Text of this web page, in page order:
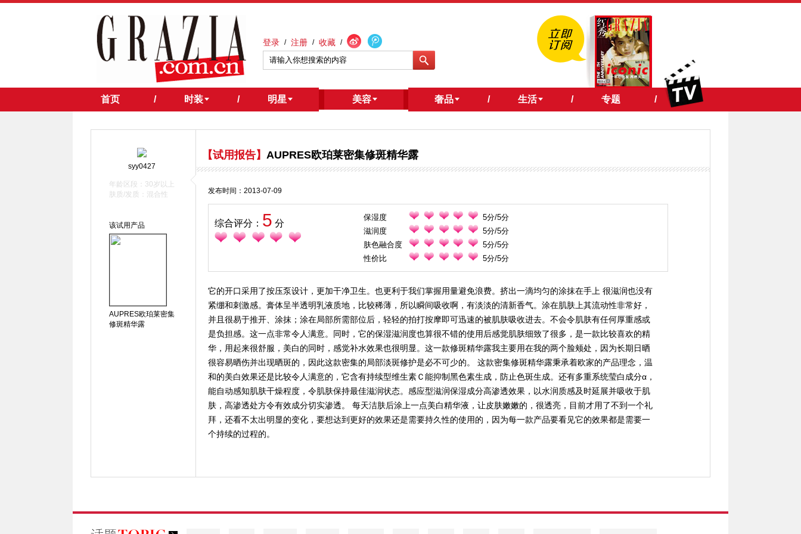
登录 / 注册 / 收藏 /
首页 / 时装 / 明星 美容 奢品 / 生活 / 专题 /
syy0427
年龄区段：30岁以上
肤质/发质：混合性
该试用产品
AUPRES欧珀莱密集
修斑精华露
【试用报告】 AUPRES欧珀莱密集修斑精华露
发布时间：2013-07-09
综合评分： 5 分
保湿度
5分/5分
滋润度
5分/5分
肤色融合度
5分/5分
性价比
5分/5分
它的开口采用了按压泵设计，更加干净卫生。也更利于我们掌握用量避免浪费。挤出一滴均匀的涂抹在手上 很滋润也没有
紧绷和刺激感。膏体呈半透明乳液质地，比较稀薄，所以瞬间吸收啊，有淡淡的清新香气。涂在肌肤上其流动性非常好，
并且很易于推开、涂抹；涂在局部所需部位后，轻轻的拍打按摩即可迅速的被肌肤吸收进去。不会令肌肤有任何厚重感或
是负担感。这一点非常令人满意。同时，它的保湿滋润度也算很不错的使用后感觉肌肤细致了很多，是一款比较喜欢的精
华，用起来很舒服，美白的同时，感觉补水效果也很明显。这一款修斑精华露我主要用在我的两个脸颊处，因为长期日晒
很容易晒伤并出现晒斑的，因此这款密集的局部淡斑修护是必不可少的。 这款密集修斑精华露秉承着欧家的产品理念，温
和的美白效果还是比较令人满意的，它含有持续型维生素Ｃ能抑制黑色素生成，防止色斑生成。还有多重系统莹白成分α，
能自动感知肌肤干燥程度，令肌肤保持最佳滋润状态。感应型滋润保湿成分高渗透效果，以水润质感及时延展并吸收于肌
肤，高渗透处方令有效成分切实渗透。 每天洁肤后涂上一点美白精华液，让皮肤嫩嫩的，很透亮，目前才用了不到一个礼
拜，还看不太出明显的变化，要想达到更好的效果还是需要持久性的使用的，因为每一款产品要看见它的效果都是需要一
个持续的过程的。